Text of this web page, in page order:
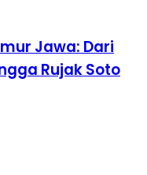
Jawa: Dari
Rujak Soto